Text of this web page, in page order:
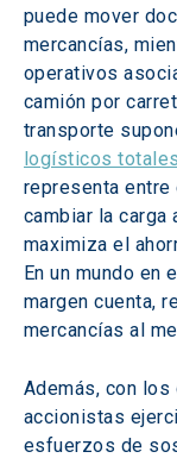
puede mover
mercancías,
operativos
camión por
transporte
logísticos
representa entre
cambiar la carga
maximiza el
En un mundo en
margen cuenta,
mercancías al
Además, con
accionistas
esfuerzos de